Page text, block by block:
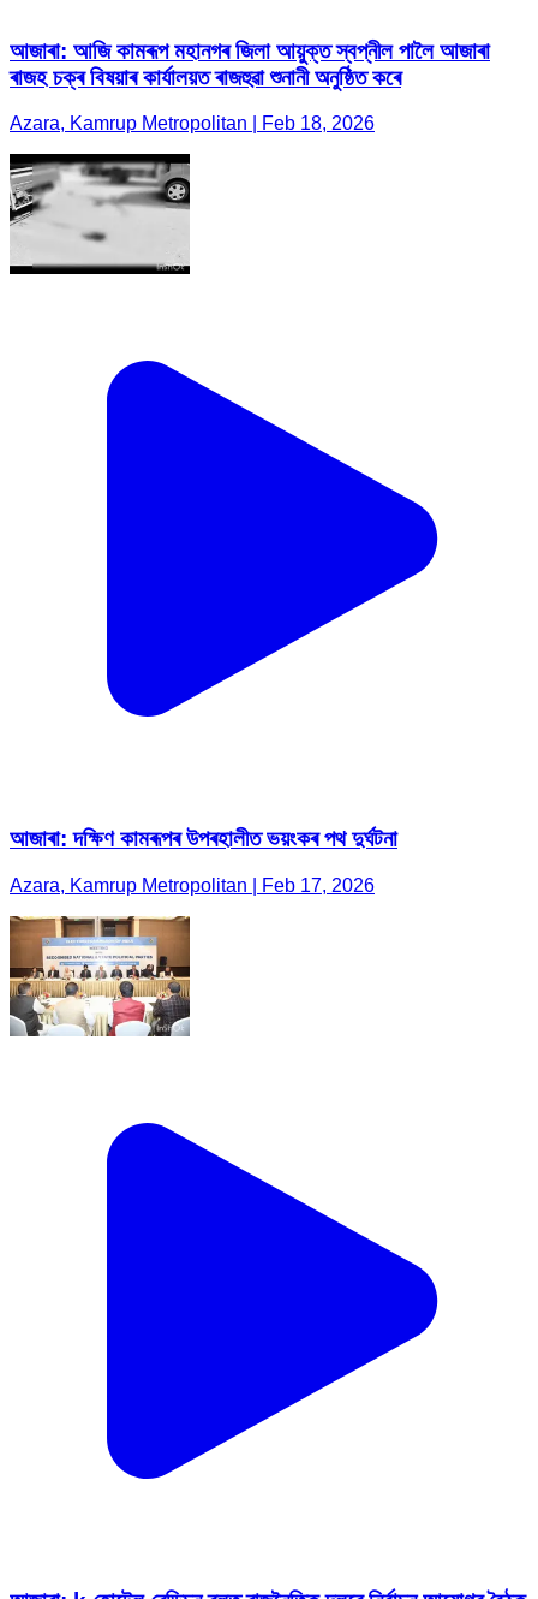
আজাৰা: আজি কামৰূপ মহানগৰ জিলা আয়ুক্ত স্বপ্নীল পালৈ আজাৰা
ৰাজহ চক্ৰ বিষয়াৰ কাৰ্যালয়ত ৰাজহুৱা শুনানী অনুষ্ঠিত কৰে
Azara, Kamrup Metropolitan | Feb 18, 2026
আজাৰা: দক্ষিণ কামৰূপৰ উপৰহালীত ভয়ংকৰ পথ দুৰ্ঘটনা
Azara, Kamrup Metropolitan | Feb 17, 2026